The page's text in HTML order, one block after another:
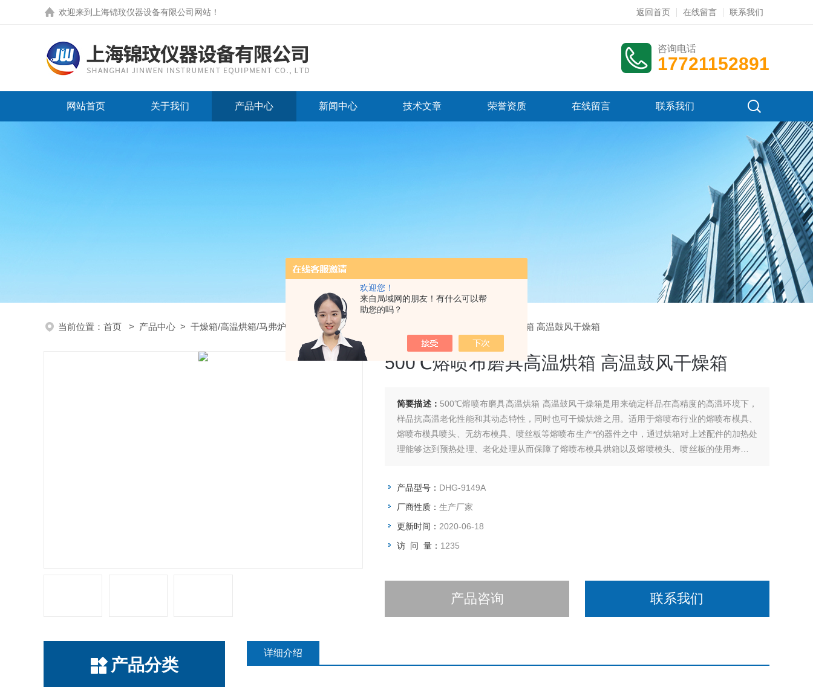
欢迎您！
来自局域网的朋友！有什么可以帮
助您的吗？
欢迎来到 上海锦玟仪器设备有限公司网站 ！ 返回首页 在线留言 联系我们
咨询电话
17721152891
网站首页 关于我们 产品中心 新闻中心 技术文章 荣誉资质 在线留言 联系我们
当前位置： 首页 > 产品中心 > 干燥箱/高温烘箱/马弗炉 高温鼓风干燥箱 > DHG-9149A500℃熔喷布磨具高温烘箱 高温鼓风干燥箱
500℃熔喷布磨具高温烘箱 高温鼓风干燥箱
简要描述： 500℃熔喷布磨具高温烘箱 高温鼓风干燥箱是用来确定样品在高精度的高温环境下，
样品抗高温老化性能和其动态特性，同时也可干燥烘焙之用。适用于熔喷布行业的熔喷布模具、
熔喷布模具喷头、无纺布模具、喷丝板等熔喷布生产*的器件之中，通过烘箱对上述配件的加热处
理能够达到预热处理、老化处理从而保障了熔喷布模具烘箱以及熔喷模头、喷丝板的使用寿命。
产品型号： DHG-9149A
厂商性质： 生产厂家
更新时间： 2020-06-18
访 问 量： 1235
产品咨询 联系我们
产品分类
详细介绍